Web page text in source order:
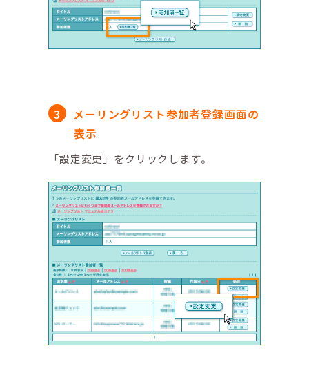
メーリングリスト参加者登録画面の
表示
「設定変更」をクリックします。